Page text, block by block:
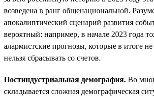
возведена в ранг общенациональной.
апокалиптический сценарий развития
вероятный: например, в начале 2023 года
алармистские прогнозы, которые в итоге
нельзя сбрасывать со счетов.
Постиндустриальная демография. Во
складывается сложная демографическая